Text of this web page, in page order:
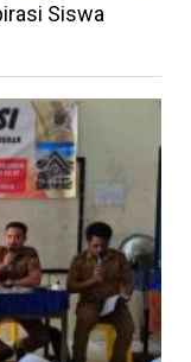
Siswa